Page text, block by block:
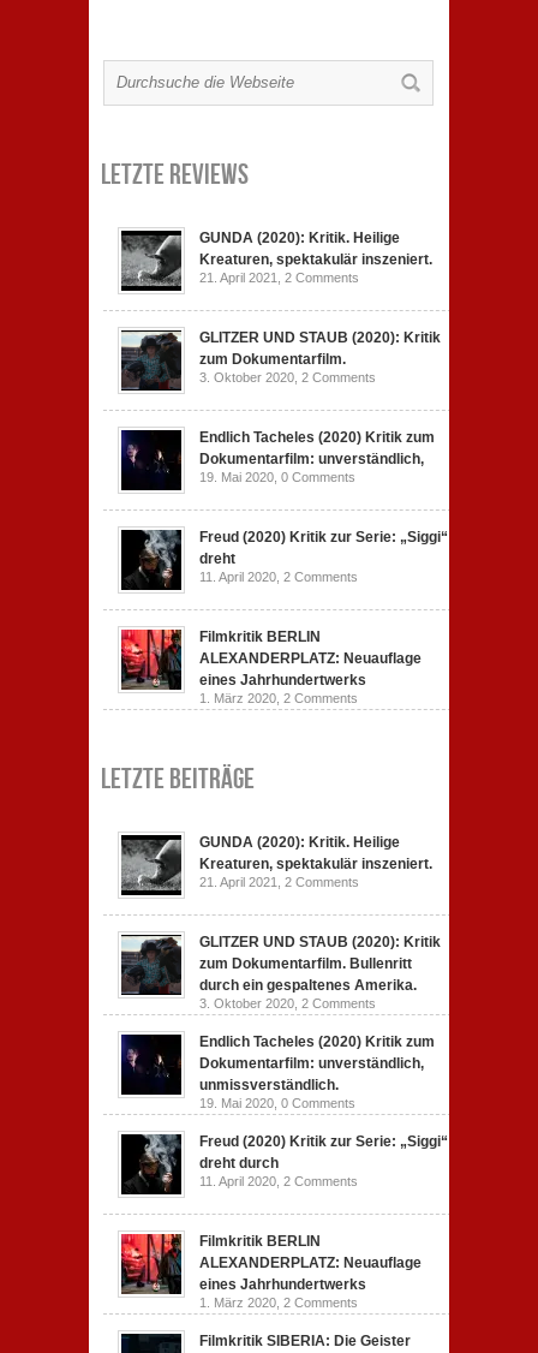
Letzte Reviews
GUNDA (2020): Kritik. Heilige
Kreaturen, spektakulär inszeniert.
21. April 2021, 2 Comments
GLITZER UND STAUB (2020): Kritik
zum Dokumentarfilm.
3. Oktober 2020, 2 Comments
Endlich Tacheles (2020) Kritik zum
Dokumentarfilm: unverständlich,
19. Mai 2020, 0 Comments
Freud (2020) Kritik zur Serie: „Siggi“
dreht
11. April 2020, 2 Comments
Filmkritik BERLIN
ALEXANDERPLATZ: Neuauflage
eines Jahrhundertwerks
1. März 2020, 2 Comments
Letzte Beiträge
GUNDA (2020): Kritik. Heilige
Kreaturen, spektakulär inszeniert.
21. April 2021, 2 Comments
GLITZER UND STAUB (2020): Kritik
zum Dokumentarfilm. Bullenritt
durch ein gespaltenes Amerika.
3. Oktober 2020, 2 Comments
Endlich Tacheles (2020) Kritik zum
Dokumentarfilm: unverständlich,
unmissverständlich.
19. Mai 2020, 0 Comments
Freud (2020) Kritik zur Serie: „Siggi“
dreht durch
11. April 2020, 2 Comments
Filmkritik BERLIN
ALEXANDERPLATZ: Neuauflage
eines Jahrhundertwerks
1. März 2020, 2 Comments
Filmkritik SIBERIA: Die Geister